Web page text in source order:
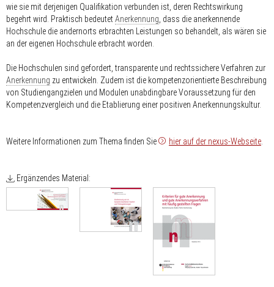
wie sie mit derjenigen Qualifikation verbunden ist, deren Rechtswirkung
begehrt wird. Praktisch bedeutetAnerkennung , dass die anerkennende
Hochschule die andernorts erbrachten Leistungen so behandelt, als wären sie
an der eigenen Hochschule erbracht worden.
Die Hochschulen sind gefordert, transparente und rechtssichere Verfahren zur
Anerkennung zu entwickeln. Zudem ist die kompetenzorientierte Beschreibung
von Studiengangzielen und Modulen unabdingbare Voraussetzung für den
Kompetenzvergleich und die Etablierung einer positiven Anerkennungskultur.
Weitere Informationen zum Thema finden Sie hier auf der nexus-Webseite
Ergänzendes Material: